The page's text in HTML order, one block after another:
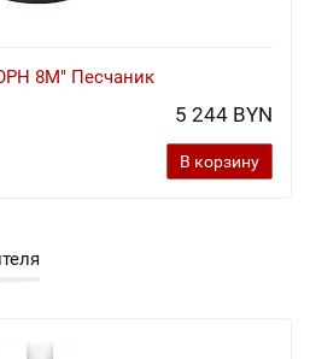
8М" Песчаник
5 244 BYN
В корзину